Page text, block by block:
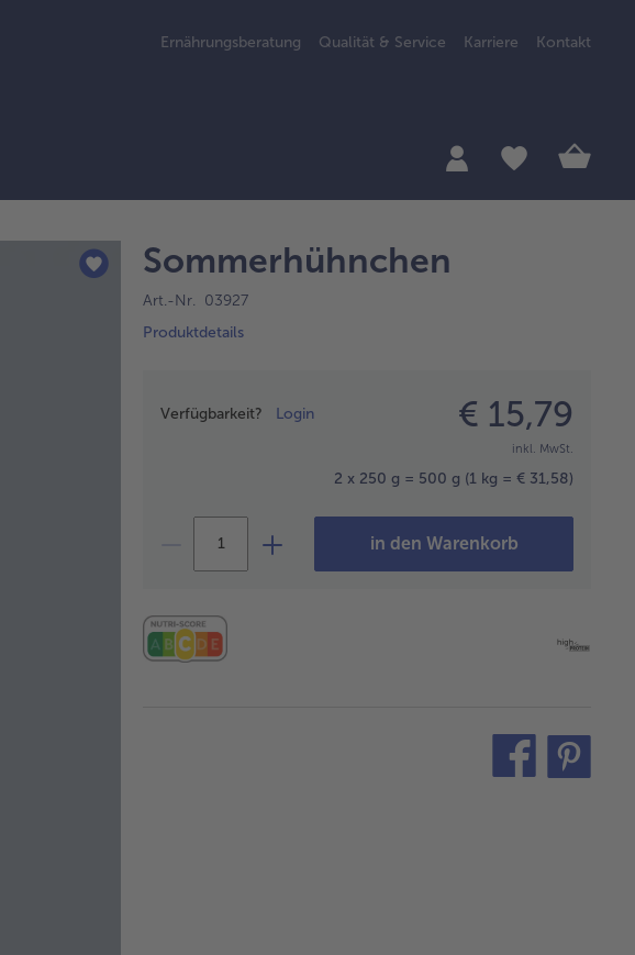
Ernährungsberatung Qualität & Service Karriere Kontakt
Sommerhühnchen
Art.-Nr. 03927
Produktdetails
Verfügbarkeit? Login € 15,79
inkl. MwSt.
2 x 250 g = 500 g (1 kg = € 31,58)
in den Warenkorb
teilen